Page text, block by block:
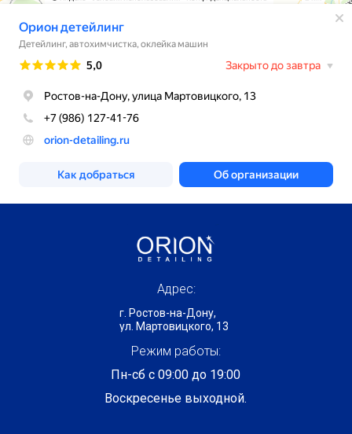
Адрес:
Режим работы:
Пн-сб с 09:00 до 19:00
Воскресенье выходной.
г. Ростов-на-Дону,
ул. Мартовицкого, 13